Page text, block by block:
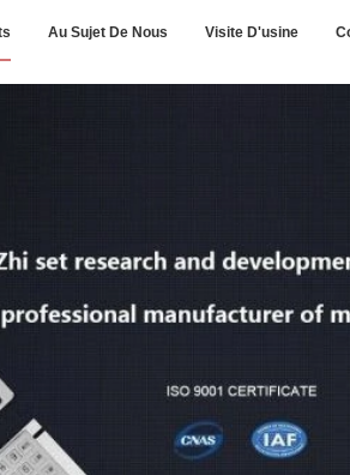
Au Sujet De Nous Visite D'usine